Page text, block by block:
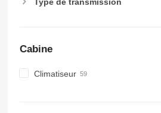
7700
Cabine
Climatiseur